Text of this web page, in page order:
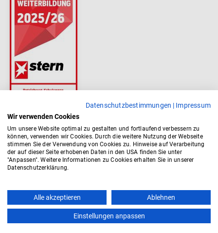
Datenschutzbestimmungen | Impressum
Wir verwenden Cookies
Um unsere Website optimal zu gestalten und fortlaufend verbessern zu
können, verwenden wir Cookies. Durch die weitere Nutzung der Webseite
stimmen Sie der Verwendung von Cookies zu. Hinweise auf Verarbeitung
der auf dieser Seite erhobenen Daten in den USA finden Sie unter
"Anpassen". Weitere Informationen zu Cookies erhalten Sie in unserer
Datenschutzerklärung.
Alle akzeptieren Ablehnen
Einstellungen anpassen
Kontakt AGB Impressum Datenschutz